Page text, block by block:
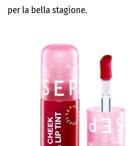
per la bella stagione.